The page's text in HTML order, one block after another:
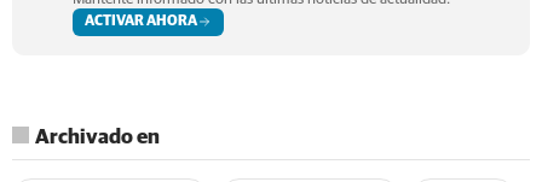
ACTIVAR AHORA
Archivado en